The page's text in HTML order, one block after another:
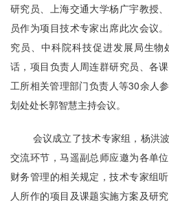
研究员、上海交通大学杨广宇教授
员作为项目技术专家出席此次会议
究员、中科院科技促进发展局生
话，项目负责人周连群研究员、各
工所相关管理部门负责人等30余人
划处处长郭智慧主持会议。
会议成立了技术专家组，杨洪
交流环节，马遥副总师应邀为各单
财务管理的相关规定，技术专家组
人所作的项目及课题实施方案及研